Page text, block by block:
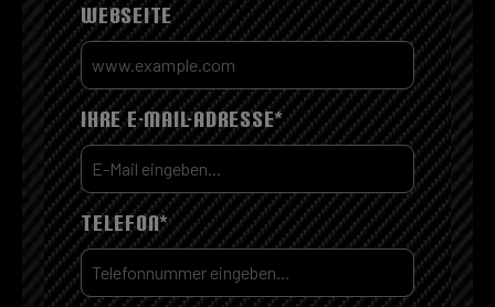
WEBSEITE
IHRE E-MAIL-ADRESSE*
TELEFON*